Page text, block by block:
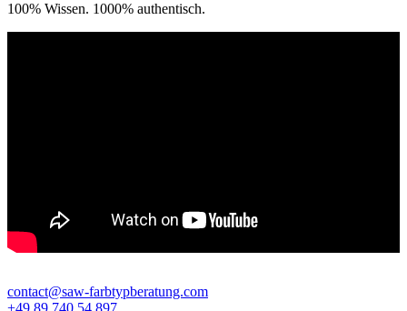
100% Wissen. 1000% authentisch.
contact@saw-farbtypberatung.com